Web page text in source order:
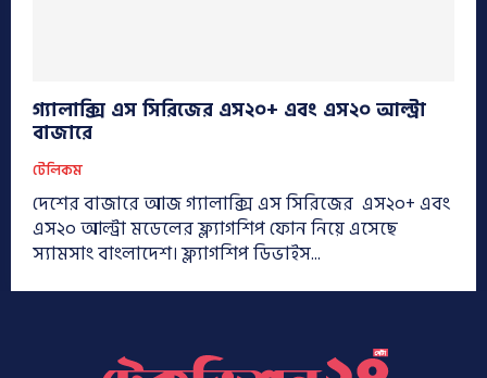
গ্যালাক্সি এস সিরিজের এস২০+ এবং এস২০ আল্ট্রা
বাজারে
টেলিকম
দেশের বাজারে আজ গ্যালাক্সি এস সিরিজের এস২০+ এবং
এস২০ আল্ট্রা মডেলের ফ্ল্যাগশিপ ফোন নিয়ে এসেছে
স্যামসাং বাংলাদেশ। ফ্ল্যাগশিপ ডিভাইস...